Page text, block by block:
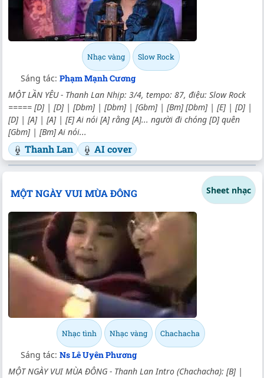
Nhạc vàng Slow Rock
Sáng tác: Phạm Mạnh Cương
MỘT LẦN YÊU - Thanh Lan Nhịp: 3/4, tempo: 87, điệu: Slow Rock
===== [D] | [D] | [Dbm] | [Dbm] | [Gbm] | [Bm] [Dbm] | [E] | [D] |
[D] | [A] | [A] | [E] Ai nói [A] rằng [A]... người đi chóng [D] quên
[Gbm] | [Bm] Ai nói...
Thanh Lan AI cover
MỘT NGÀY VUI MÙA ĐÔNG Sheet nhạc
Nhạc tình Nhạc vàng Chachacha
Sáng tác: Ns Lê Uyên Phương
MỘT NGÀY VUI MÙA ĐÔNG - Thanh Lan Intro (Chachacha): [B] |